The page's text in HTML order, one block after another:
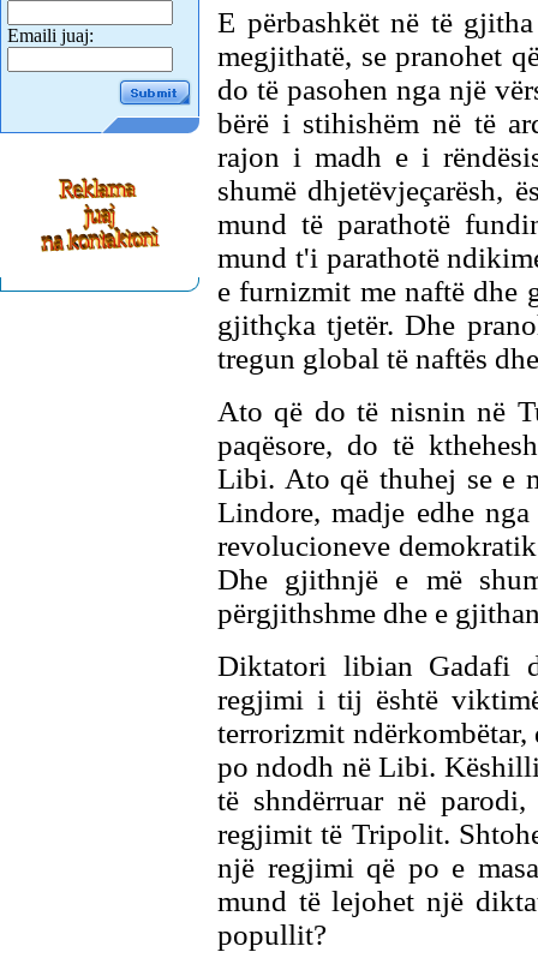
Emaili juaj:
E përbashkët në të
megjithatë, se pranohet
do të pasohen nga një
bërë i stihishëm në të
rajon i madh e i
shumë dhjetëvjeçarësh,
mund të parathotë
mund t'i parathotë
e furnizmit me naftë dhe
gjithçka tjetër. Dhe
tregun global të naftës
Ato që do të nisnin në
paqësore, do të
Libi. Ato që thuhej se e
Lindore, madje edhe
revolucioneve
Dhe gjithnjë e më
përgjithshme dhe e
Diktatori libian Gadafi
regjimi i tij është
terrorizmit
po ndodh në Libi.
të shndërruar në
regjimit të Tripolit.
një regjimi që po e
mund të lejohet një
popullit?